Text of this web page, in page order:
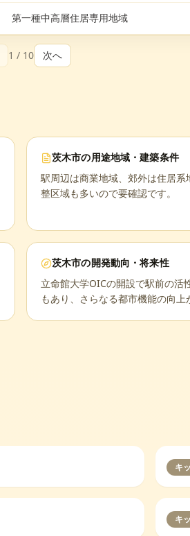
第一種中高層住居専用地域
1 / 10 次へ
茨木市の用途地域・建築条件
駅周辺は商業地域、郊外は住居
整区域も多いので要確認です。
茨木市の開発動向・将来性
立命館大学OICの開設で駅前の活
もあり、さらなる都市機能の向上
キ
キ